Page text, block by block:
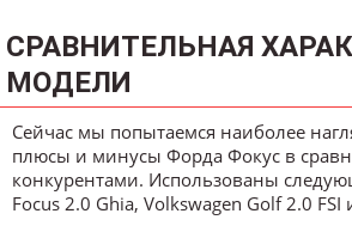
СРАВНИТЕЛЬНАЯ
МОДЕЛИ
Сейчас мы попытаемся наиболее
плюсы и минусы Форда Фокус в
конкурентами. Использованы
Focus 2.0 Ghia, Volkswagen Golf 2.0 FSI